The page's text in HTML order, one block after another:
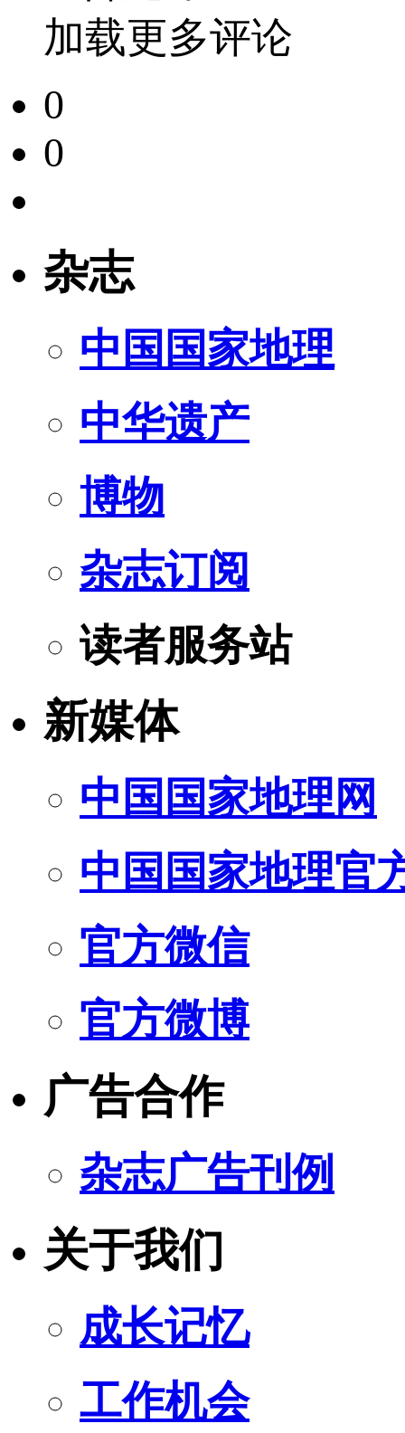
加载更多评论
0
0
杂志
中国国家地理
中华遗产
博物
杂志订阅
读者服务站
新媒体
中国国家地理网
中国国家地理官
官方微信
官方微博
广告合作
杂志广告刊例
关于我们
成长记忆
工作机会